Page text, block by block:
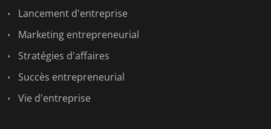
Lancement d'entreprise
Marketing entrepreneurial
Stratégies d'affaires
Succès entrepreneurial
Vie d'entreprise